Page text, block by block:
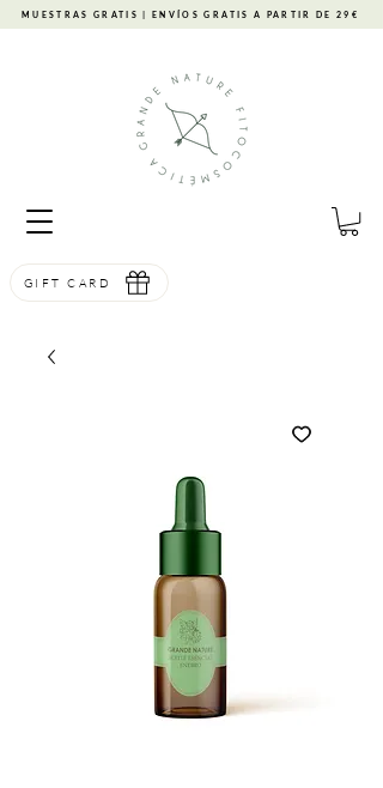
MUESTRAS GRATIS | ENVÍOS GRATIS A PARTIR DE 29€
GIFT CARD